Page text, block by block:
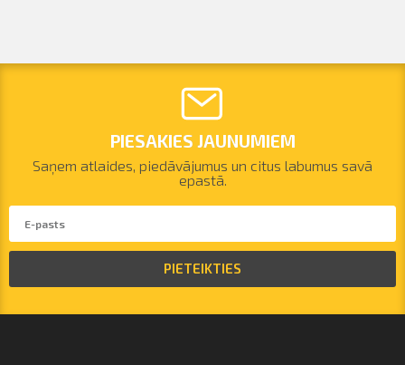
PIESAKIES JAUNUMIEM
Saņem atlaides, piedāvājumus un citus labumus savā
epastā.
PIETEIKTIES